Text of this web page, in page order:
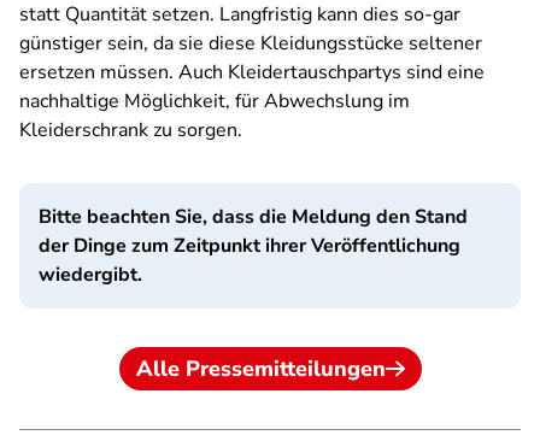
statt Quantität setzen. Langfristig kann dies so-gar
günstiger sein, da sie diese Kleidungsstücke seltener
ersetzen müssen. Auch Kleidertauschpartys sind eine
nachhaltige Möglichkeit, für Abwechslung im
Kleiderschrank zu sorgen.
Bitte beachten Sie, dass die Meldung den Stand
der Dinge zum Zeitpunkt ihrer Veröffentlichung
wiedergibt.
Alle Pressemitteilungen